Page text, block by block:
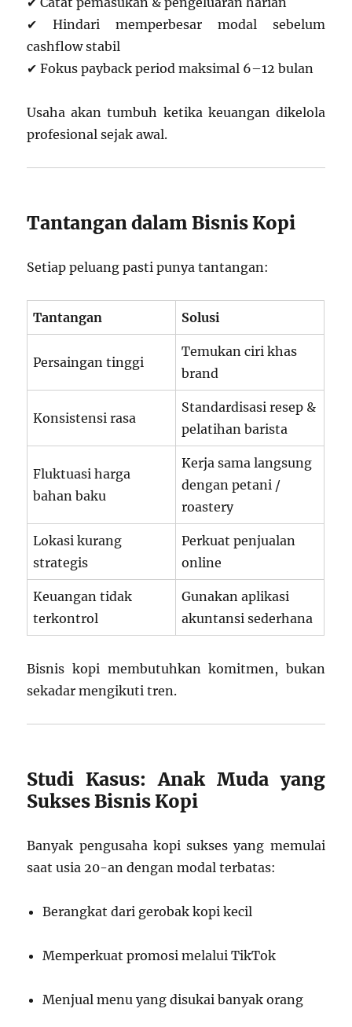
✔ Hindari memperbesar modal sebelum
cashflow stabil
✔ Fokus payback period maksimal 6–12 bulan
Usaha akan tumbuh ketika keuangan dikelola
profesional sejak awal.
Tantangan dalam Bisnis Kopi
Setiap peluang pasti punya tantangan:
Tantangan Solusi
Persaingan tinggi
Temukan ciri khas
brand
Konsistensi rasa
Standardisasi resep &
pelatihan barista
Fluktuasi harga
bahan baku
Kerja sama langsung
dengan petani /
roastery
Lokasi kurang
strategis
Perkuat penjualan
online
Keuangan tidak
terkontrol
Gunakan aplikasi
akuntansi sederhana
Bisnis kopi membutuhkan komitmen, bukan
sekadar mengikuti tren.
Studi Kasus: Anak Muda yang
Sukses Bisnis Kopi
Banyak pengusaha kopi sukses yang memulai
saat usia 20-an dengan modal terbatas:
Berangkat dari gerobak kopi kecil
Memperkuat promosi melalui TikTok
Menjual menu yang disukai banyak orang